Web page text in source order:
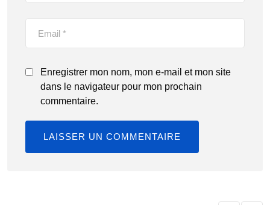
Enregistrer mon nom, mon e-mail et mon site
dans le navigateur pour mon prochain
commentaire.